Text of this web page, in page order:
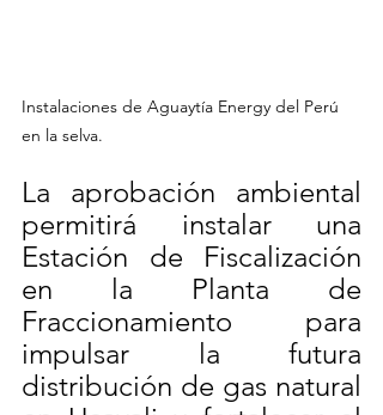
Instalaciones de Aguaytía Energy del Perú
en la selva.
La aprobación ambiental
permitirá instalar una
Estación de Fiscalización
en la Planta de
Fraccionamiento para
impulsar la futura
distribución de gas natural